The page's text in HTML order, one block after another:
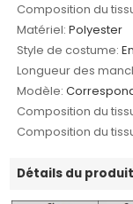
Composition du
Matériel: Polyester
Style de costume:
Longueur des
Modèle:
Composition du
Composition du
Détails du produit